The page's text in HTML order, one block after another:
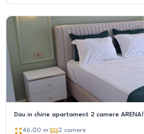
Dau in chirie apartament 2 camere ARENA!
46.00 m² 2 camere